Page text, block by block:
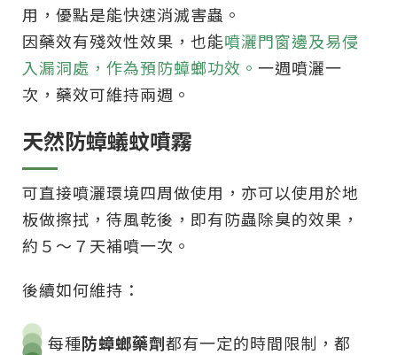
用，優點是能快速消滅害蟲。
因藥效有殘效性效果，也能噴灑門窗邊及易侵
入漏洞處，作為預防蟑螂功效。 一週噴灑一
次，藥效可維持兩週。
天然防蟑蟻蚊噴霧
可直接噴灑環境四周做使用，亦可以使用於地
板做擦拭，待風乾後，即有防蟲除臭的效果，
約５～７天補噴一次。
後續如何維持：
每種防蟑螂藥劑都有一定的時間限制，都